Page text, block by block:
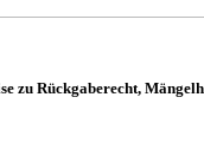
zu Rückgaberecht,